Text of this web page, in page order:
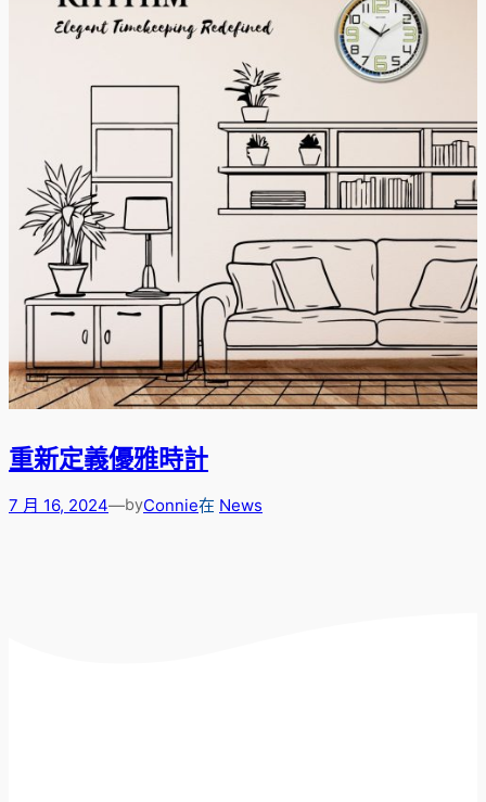
重新定義優雅時計
7 月 16, 2024—byConnie在 News